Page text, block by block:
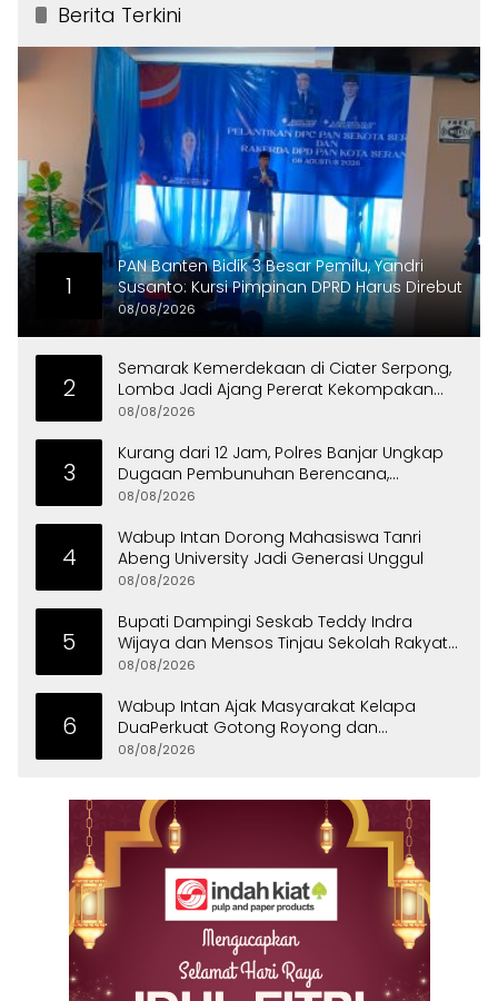
Berita Terkini
1
PAN Banten Bidik 3 Besar Pemilu, Yandri
Susanto: Kursi Pimpinan DPRD Harus Direbut
08/08/2026
2
Semarak Kemerdekaan di Ciater Serpong,
Lomba Jadi Ajang Pererat Kekompakan
Warga
08/08/2026
3
Kurang dari 12 Jam, Polres Banjar Ungkap
Dugaan Pembunuhan Berencana,
Tersangka Diciduk di Bandung
08/08/2026
4
Wabup Intan Dorong Mahasiswa Tanri
Abeng University Jadi Generasi Unggul
08/08/2026
5
Bupati Dampingi Seskab Teddy Indra
Wijaya dan Mensos Tinjau Sekolah Rakyat
di Curug
08/08/2026
6
Wabup Intan Ajak Masyarakat Kelapa
DuaPerkuat Gotong Royong dan
Persatuan
08/08/2026